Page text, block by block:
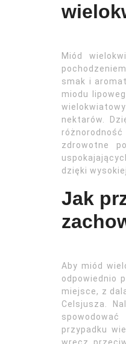
Miód
smak i
miodu
nektarów.
zdrowotne
dzięki
Jak
Aby miód
odpowiednio
miejsce, z
Celsjusza.
przypadku